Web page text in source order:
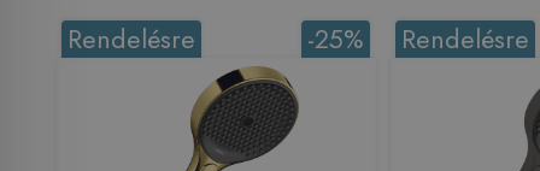
-25%
Rendelésre Rendelésre